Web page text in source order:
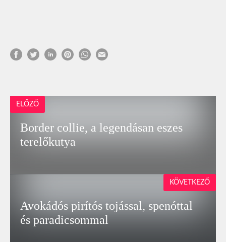
ELŐZŐ
Border collie, a legendásan eszes
terelőkutya
Avokádós pirítós tojással, spenóttal
és paradicsommal
KÖVETKEZŐ